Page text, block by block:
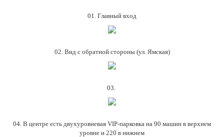
01. Главный вход
02. Вид с обратной стороны (ул. Ямская)
03.
04. В центре есть двухуровневая VIP-парковка на 90 машин в верхнем
уровне и 220 в нижнем